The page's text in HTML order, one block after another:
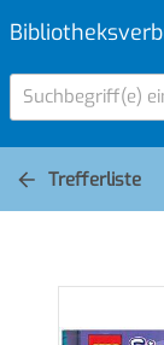
Suchbegriff(e)
Trefferliste